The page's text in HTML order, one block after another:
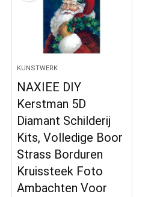
KUNSTWERK
NAXIEE DIY
Kerstman 5D
Diamant Schilderij
Kits, Volledige Boor
Strass Borduren
Kruissteek Foto
Ambachten Voor